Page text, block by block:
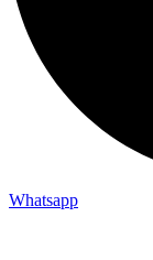
Whatsapp